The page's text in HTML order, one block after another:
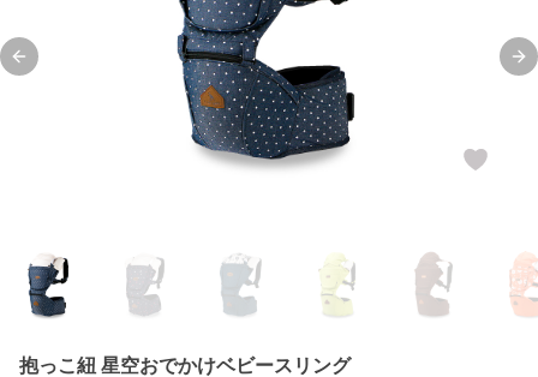
Previous slide
抱っこ紐 星空おでかけベビースリング